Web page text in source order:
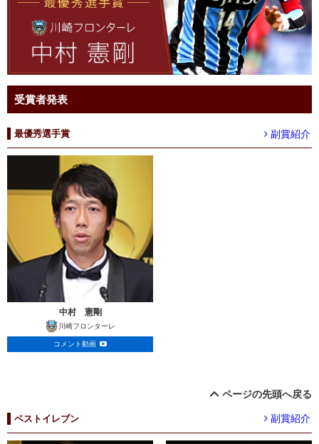
受賞者発表
最優秀選手賞 副賞紹介
中村 憲剛
川崎フロンターレ
コメント動画
ページの先頭へ戻る
ベストイレブン 副賞紹介